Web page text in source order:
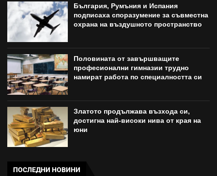
България, Румъния и Испания
подписаха споразумение за съвместна
охрана на въздушното пространство
Половината от завършващите
професионални гимназии трудно
намират работа по специалността си
Златото продължава възхода си,
достигна най-високи нива от края на
юни
ПОСЛЕДНИ НОВИНИ